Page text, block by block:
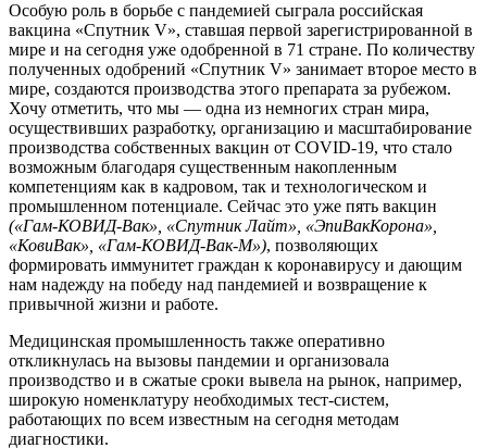
Особую роль в борьбе с пандемией сыграла российская
вакцина «Спутник V», ставшая первой зарегистрированной в
мире и на сегодня уже одобренной в 71 стране. По количеству
полученных одобрений «Спутник V» занимает второе место в
мире, создаются производства этого препарата за рубежом.
Хочу отметить, что мы — одна из немногих стран мира,
осуществивших разработку, организацию и масштабирование
производства собственных вакцин от COVID-19, что стало
возможным благодаря существенным накопленным
компетенциям как в кадровом, так и технологическом и
промышленном потенциале. Сейчас это уже пять вакцин
(«Гам-КОВИД-Вак», «Спутник Лайт», «ЭпиВакКорона»,
«КовиВак», «Гам-КОВИД-Вак-М»), позволяющих
формировать иммунитет граждан к коронавирусу и дающим
нам надежду на победу над пандемией и возвращение к
привычной жизни и работе.
Медицинская промышленность также оперативно
откликнулась на вызовы пандемии и организовала
производство и в сжатые сроки вывела на рынок, например,
широкую номенклатуру необходимых тест-систем,
работающих по всем известным на сегодня методам
диагностики.